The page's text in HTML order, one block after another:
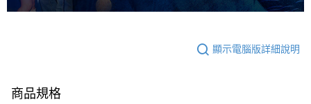
顯示電腦版詳細說明
商品規格